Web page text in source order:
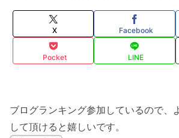
X Facebook
Pocket LINE
ブログランキング参加しているので、
して頂けると嬉しいです。